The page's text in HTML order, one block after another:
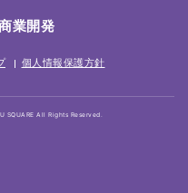
業開発
個人情報保護方針
SQUARE All Rights Reserved.